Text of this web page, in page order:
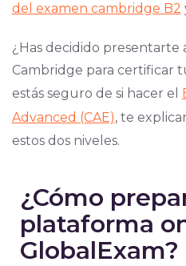
del examen cambridge B2
¿Has decidido presentarte
Cambridge para certificar
estás seguro de si hacer el
Advanced (CAE), te
estos dos niveles.
¿Cómo
plataforma
GlobalExam?